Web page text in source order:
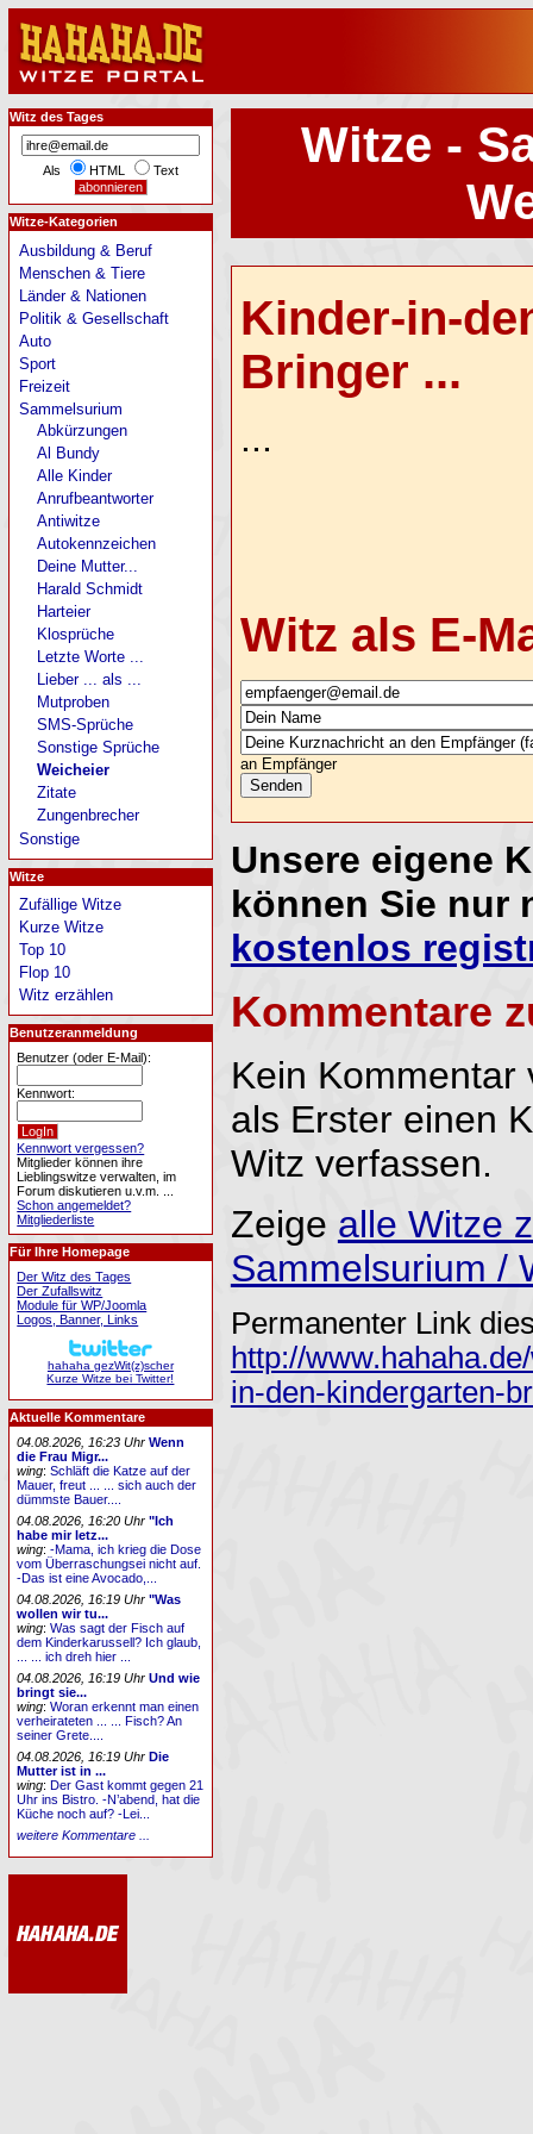
Witze -
Kinder-in-
Bringer ...
...
Witz als E-
an Empfänger
Unsere eigene
können Sie nur
kostenlos
Kommentare
Kein Kommentar
als Erster einen
Witz verfassen.
Zeige alle Witze
Sammelsurium /
Permanenter Link
http://
in-den-kindergarten-
Witz des Tages
Als HTML Text
Witze-Kategorien
Ausbildung & Beruf
Menschen & Tiere
Länder & Nationen
Politik & Gesellschaft
Auto
Sport
Freizeit
Sammelsurium
Abkürzungen
Al Bundy
Alle Kinder
Anrufbeantworter
Antiwitze
Autokennzeichen
Deine Mutter...
Harald Schmidt
Harteier
Klosprüche
Letzte Worte ...
Lieber ... als ...
Mutproben
SMS-Sprüche
Sonstige Sprüche
Weicheier
Zitate
Zungenbrecher
Sonstige
Witze
Zufällige Witze
Kurze Witze
Top 10
Flop 10
Witz erzählen
Benutzeranmeldung
Benutzer (oder E-Mail):
Kennwort:
Kennwort vergessen?
Mitglieder können ihre
Lieblingswitze verwalten, im
Forum diskutieren u.v.m. ...
Schon angemeldet?
Mitgliederliste
Für Ihre Homepage
Der Witz des Tages
Der Zufallswitz
Module für WP/Joomla
Logos, Banner, Links
hahaha gezWit(z)scher
Kurze Witze bei Twitter!
Aktuelle Kommentare
04.08.2026, 16:23 Uhr Wenn
die Frau Migr...
wing:Schläft die Katze auf der
Mauer, freut ... ... sich auch der
dümmste Bauer....
04.08.2026, 16:20 Uhr "Ich
habe mir letz...
wing:-Mama, ich krieg die Dose
vom Überraschungsei nicht auf.
-Das ist eine Avocado,...
04.08.2026, 16:19 Uhr "Was
wollen wir tu...
wing:Was sagt der Fisch auf
dem Kinderkarussell? Ich glaub,
... ... ich dreh hier ...
04.08.2026, 16:19 Uhr Und wie
bringt sie...
wing:Woran erkennt man einen
verheirateten ... ... Fisch? An
seiner Grete....
04.08.2026, 16:19 Uhr Die
Mutter ist in ...
wing:Der Gast kommt gegen 21
Uhr ins Bistro. -N’abend, hat die
Küche noch auf? -Lei...
weitere Kommentare ...